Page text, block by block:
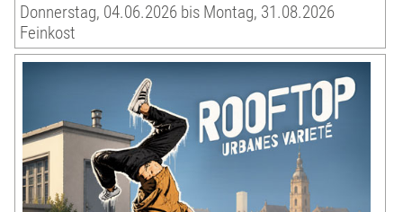
Donnerstag, 04.06.2026 bis Montag, 31.08.2026
Feinkost